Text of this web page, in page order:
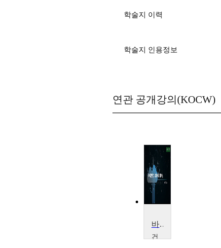
학술지 이력
학술지 인용정보
연관 공개강의(KOCW)
바이오헬스 빅데이터 마이닝
건